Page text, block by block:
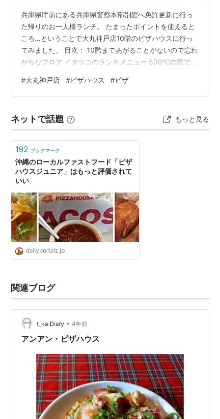
兵庫県庁前にある兵庫県警察本部別館へ免許更新に行っ
た帰りのお一人様ランチ。 たまったポイントを使えると
ころ…ということで大丸神戸店10階のピザハウスに行っ
てみました。 目次： 10階まであがることがないので忘れ
がちなフロア イタリコのランチメニュー 500℃の窯で焼
用） アラカルト ピザハウスというからにはピザをいただ
かなければね！ ランチタイムでもお客さんは3組 デパー
ないから… 20年ぐらい前に、大丸ミュージアムに行った
帰りに群愛飯店で食べて帰ったのが最初で最後かな？ 10
階まであがることが…
#大丸神戸店 #ピザハウス #ピザ
ネットで話題 もっと見る
192 ブックマーク
沖縄のローカルファストフード「ピザ
ハウスジュニア」はもっと評価されて
いい
dailyportalz.jp
関連ブログ
t_ka:Diary • 4年前
アンアン・ピザハウス